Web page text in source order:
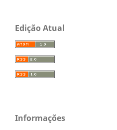
Edição Atual
Informações